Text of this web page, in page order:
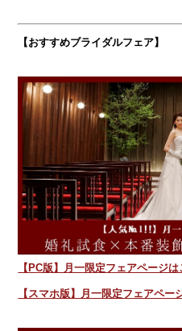
【おすすめブライダルフェア】
【PC版】月一限定フェアページは
【スマホ版】月一限定フェアペー